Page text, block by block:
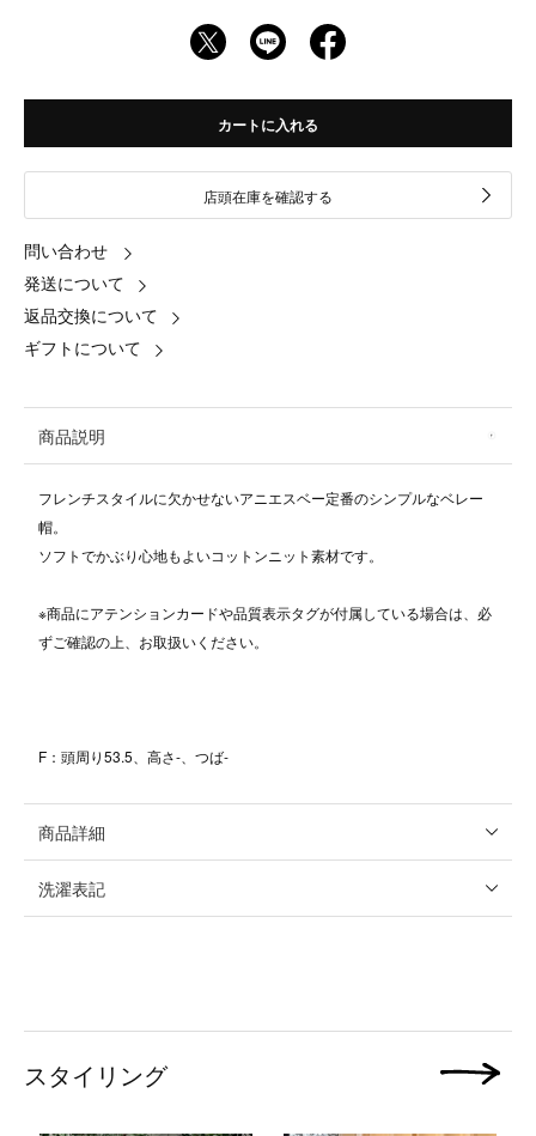
カートに入れる
店頭在庫を確認する
問い合わせ
発送について
返品交換について
ギフトについて
商品説明
フレンチスタイルに欠かせないアニエスベー定番のシンプルなベレー
帽。
ソフトでかぶり心地もよいコットンニット素材です。
※商品にアテンションカードや品質表示タグが付属している場合は、必
ずご確認の上、お取扱いください。
F：頭周り53.5、高さ-、つば-
商品詳細
洗濯表記
スタイリング 次の画像